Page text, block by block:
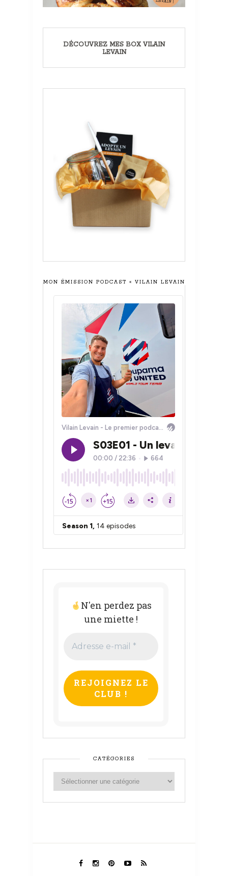
DÉCOUVREZ MES BOX VILAIN
LEVAIN
MON ÉMISSION PODCAST « VILAIN LEVAIN »
N'en perdez pas
une miette !
e-
*
CATÉGORIES